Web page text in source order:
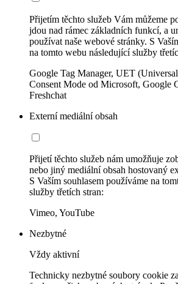
Přijetím těchto služeb Vám můžeme
jdou nad rámec základních funkcí, a
používat naše webové stránky. S
na tomto webu následující služby
Google Tag Manager, UET
Consent Mode od Microsoft, Google
Freshchat
Externí mediální obsah
Přijetí těchto služeb nám umožňuje
nebo jiný mediální obsah hostovaný
S Vaším souhlasem používáme na
služby třetích stran:
Vimeo, YouTube
Nezbytné
Vždy aktivní
Technicky nezbytné soubory cookie